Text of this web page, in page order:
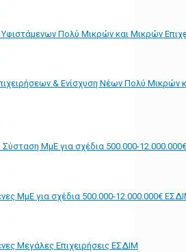
Υφιστάμενων Πολύ Μικρών και Μικρών
& Ενίσχυση Νέων Πολύ Μικρών
ΜμΕ για σχέδια 500.000-
ΜμΕ για σχέδια 500.000-12.000.000€
Μεγάλες Επιχειρήσεις ΕΣΔΙΜ